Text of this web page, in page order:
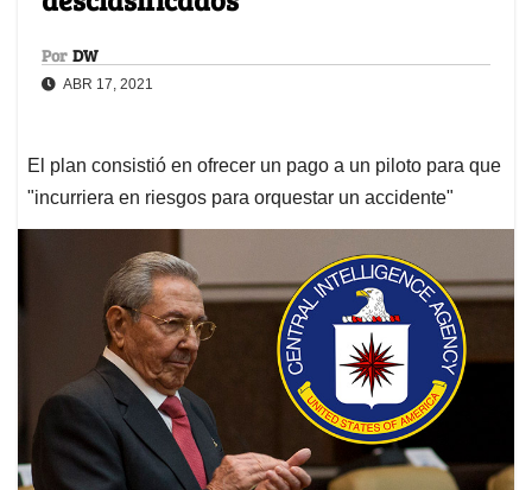
Por DW
ABR 17, 2021
El plan consistió en ofrecer un pago a un piloto para que
"incurriera en riesgos para orquestar un accidente"